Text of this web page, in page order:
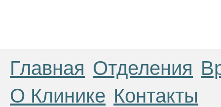
Главная Отделения
О Клинике Контакты